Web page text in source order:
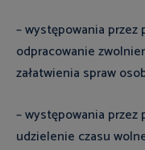
– występowania
odpracowanie
załatwienia spraw
– występowania
udzielenie czasu